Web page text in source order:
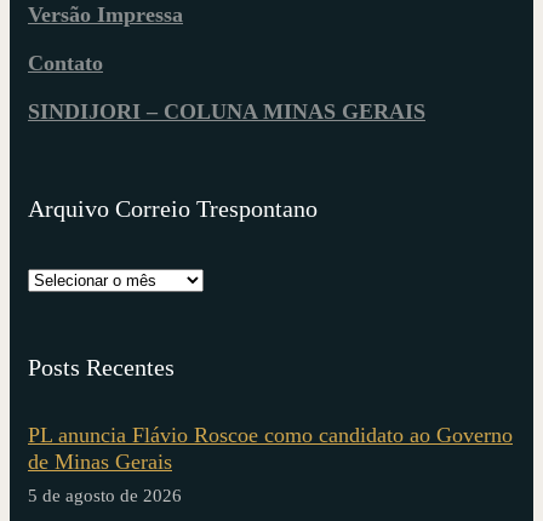
Versão Impressa
Contato
SINDIJORI – COLUNA MINAS GERAIS
Arquivo Correio Trespontano
Posts Recentes
PL anuncia Flávio Roscoe como candidato ao Governo
de Minas Gerais
5 de agosto de 2026